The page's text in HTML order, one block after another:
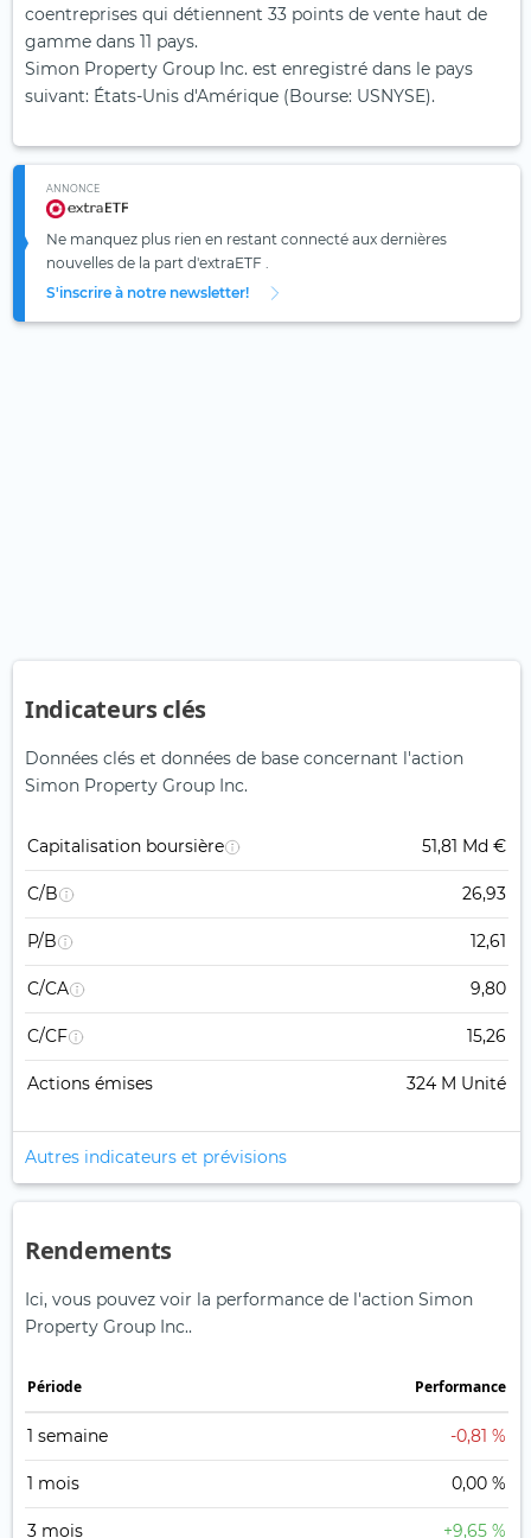
coentreprises qui détiennent 33 points de vente haut de
gamme dans 11 pays.
Simon Property Group Inc. est enregistré dans le pays
suivant: États-Unis d'Amérique (Bourse: USNYSE).
ANNONCE
Ne manquez plus rien en restant connecté aux dernières
nouvelles de la part d'extraETF .
S'inscrire à notre newsletter!
Indicateurs clés
Données clés et données de base concernant l'action
Simon Property Group Inc.
Capitalisation boursière 51,81 Md €
C/B 26,93
P/B 12,61
C/CA 9,80
C/CF 15,26
Actions émises 324 M Unité
Autres indicateurs et prévisions
Rendements
Ici, vous pouvez voir la performance de l'action Simon
Property Group Inc..
Période Performance
1 semaine -0,81 %
1 mois 0,00 %
3 mois +9,65 %